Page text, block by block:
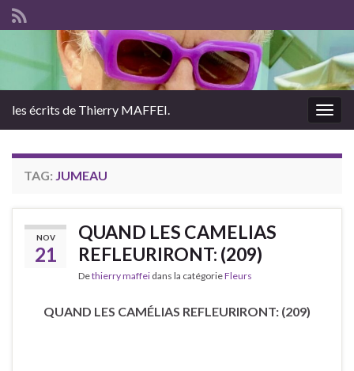
les écrits de Thierry MAFFEI.
TAG: JUMEAU
NOV
21
QUAND LES CAMELIAS
REFLEURIRONT: (209)
Dethierry maffei dans la catégorieFleurs
QUAND LES CAMÉLIAS REFLEURIRONT: (209)